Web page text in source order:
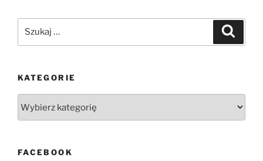
KATEGORIE
FACEBOOK